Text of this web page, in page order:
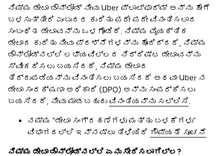
ನಿಮ್ಮ ಡೇಟಾ ಡೌನ್‌ಲೋಡ್ ನೀವು Uber ಪ್ಲಾಟ್‌ಫಾರ್ಮ್ ಅನ್ನು ಹೇಗೆ
ಬಳಸುತ್ತೀರಿ ಎಂಬುದರ ಕುರಿತು ಪದೇ ಪದೇ ವಿನಂತಿಸಲಾದ
ಸಂಬಂಧಿತ ಡೇಟಾವನ್ನು ಒಳಗೊಂಡಿದೆ. ನಿಮ್ಮ ವೈಯಕ್ತಿಕ
ಡೇಟಾದ ಕುರಿತು ನೀವು ಪ್ರಶ್ನೆಗಳನ್ನು ಹೊಂದಿದ್ದರೆ, ನಿಮ್ಮ
ಡೌನ್‌ಲೋಡ್‌ನಲ್ಲಿ ಲಭ್ಯವಿಲ್ಲದ ನಿರ್ದಿಷ್ಟ ಡೇಟಾವನ್ನು
ಸ್ವೀಕರಿಸಲು ಬಯಸಿದರೆ, ನಿಮ್ಮ ಡೇಟಾದ
ತಿದ್ದುಪಡಿಯನ್ನು ವಿನಂತಿಸಲು ಬಯಸಿದರೆ ಅಥವಾ Uber ನ
ಡೇಟಾ ಸಂರಕ್ಷಣಾ ಅಧಿಕಾರಿ (DPO) ಅನ್ನು ಸಂಪರ್ಕಿಸಲು
ಬಯಸಿದರೆ, ನೀವು ಮಾಡಬಹುದು ವಿನಂತಿಯನ್ನು ಸಲ್ಲಿಸಿ.
ನಮ್ಮ "ಡೇಟಾ ಸಂಗ್ರಹಣೆಗಳು ಮತ್ತು ಬಳಕೆಗಳು"
ವಿಭಾಗದಲ್ಲಿ ಇನ್ನಷ್ಟು ತಿಳಿಯಿರಿ ಗೌಪ್ಯತೆ ಸೂಚನೆ
ನಿಮ್ಮ ಡೇಟಾ ಡೌನ್‌ಲೋಡ್‌ನಲ್ಲಿ ಏನು ಸೇರಿಸಲಾಗಿಲ್ಲ?